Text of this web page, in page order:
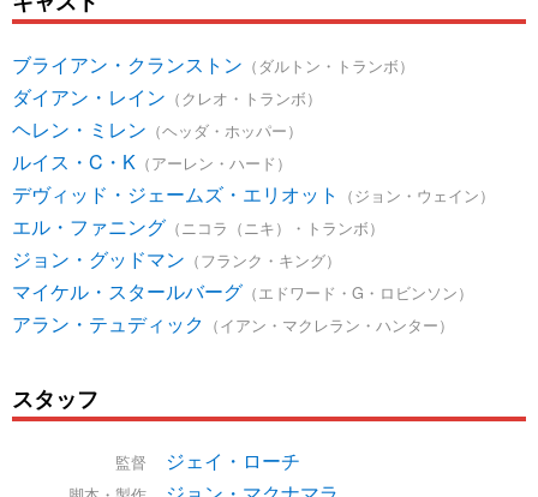
ブライアン・クランストン （ダルトン・トランボ）
ダイアン・レイン （クレオ・トランボ）
ヘレン・ミレン （ヘッダ・ホッパー）
ルイス・C・K （アーレン・ハード）
デヴィッド・ジェームズ・エリオット （ジョン・ウェイン）
エル・ファニング （ニコラ（ニキ）・トランボ）
ジョン・グッドマン （フランク・キング）
マイケル・スタールバーグ （エドワード・G・ロビンソン）
アラン・テュディック （イアン・マクレラン・ハンター）
スタッフ
監督 ジェイ・ローチ